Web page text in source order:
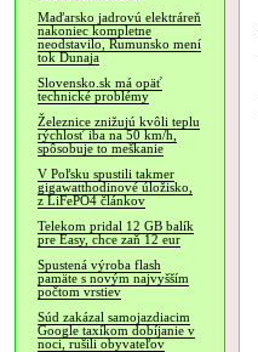
Maďarsko jadrovú elektráreň
nakoniec kompletne
neodstavilo, Rumunsko mení
tok Dunaja
Slovensko.sk má opäť
technické problémy
Železnice znižujú kvôli teplu
rýchlosť iba na 50 km/h,
spôsobuje to meškanie
V Poľsku spustili takmer
gigawatthodinové úložisko,
z LiFePO4 článkov
Telekom pridal 12 GB balík
pre Easy, chce zaň 12 eur
Spustená výroba flash
pamäte s novým najvyšším
počtom vrstiev
Súd zakázal samojazdiacim
Google taxíkom dobíjanie v
noci, rušili obyvateľov